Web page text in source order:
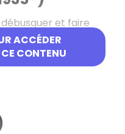
ACCÉDER
CONTENU
et faire
de l’extermination